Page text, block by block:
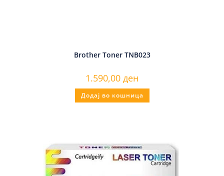
Brother Toner TNB023
1.590,00 ден
Додај во кошница